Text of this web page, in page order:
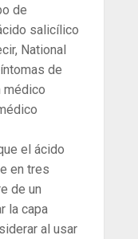
de
salicílico
National
de
médico
el ácido
en tres
de un
la capa
al usar